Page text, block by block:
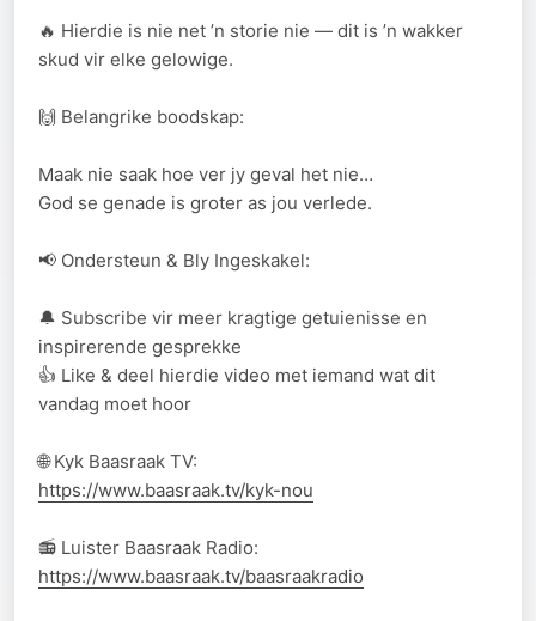
🔥 Hierdie is nie net ’n storie nie — dit is ’n wakker
skud vir elke gelowige.
🙌 Belangrike boodskap:
Maak nie saak hoe ver jy geval het nie…
God se genade is groter as jou verlede.
📢 Ondersteun & Bly Ingeskakel:
🔔 Subscribe vir meer kragtige getuienisse en
inspirerende gesprekke
👍 Like & deel hierdie video met iemand wat dit
vandag moet hoor
🌐 Kyk Baasraak TV:
https://www.baasraak.tv/kyk-nou
📻 Luister Baasraak Radio:
https://www.baasraak.tv/baasraakradio